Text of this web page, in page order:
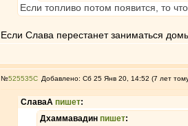
Если топливо потом появится, то
Если Слава перестанет заниматься
№525535 Добавлено: Сб 25 Янв 20, 14:52 (7 лет
СлаваА пишет:
Дхаммавадин пишет: